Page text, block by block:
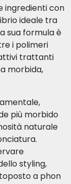
ingredienti con
ideale tra
sua formula è
i polimeri
trattanti
morbida,
più morbido
naturale
styling,
a phon